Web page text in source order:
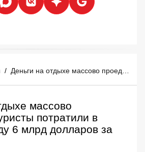
/
массово
потратили в
6 млрд долларов за